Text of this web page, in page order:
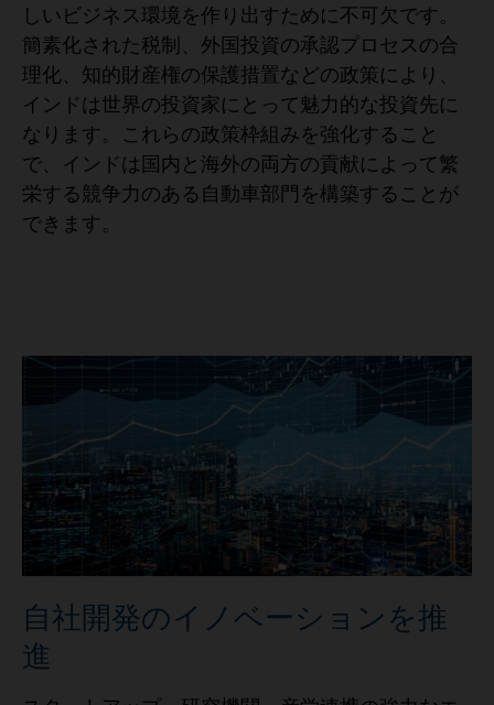
しいビジネス環境を作り出すために不可欠です。
簡素化された税制、外国投資の承認プロセスの合
理化、知的財産権の保護措置などの政策により、
インドは世界の投資家にとって魅力的な投資先に
なります。これらの政策枠組みを強化すること
で、インドは国内と海外の両方の貢献によって繁
栄する競争力のある自動車部門を構築することが
できます。
自社開発のイノベーションを推
進